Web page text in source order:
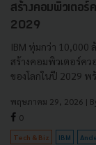
สร้างคอมพิวเตอร์
2029
IBM ทุ่มกว่า 10,000
สร้างคอมพิวเตอร์ค
ของโลกในปี 2029 พ
พฤษภาคม 29, 2026 |
0
Tech & Biz IBM